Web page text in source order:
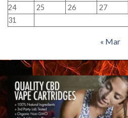
24
25 26 27
31
« Mar